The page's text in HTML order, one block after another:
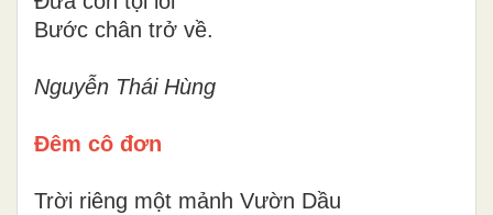
Bước chân trở về.
Nguyễn Thái Hùng
Đêm cô đơn
Trời riêng một mảnh Vườn Dầu